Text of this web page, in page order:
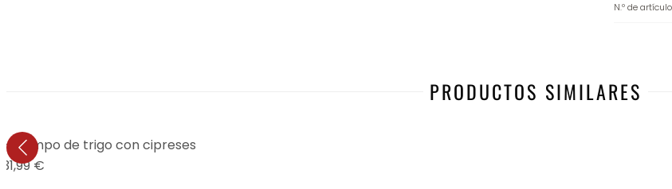
N.º de artículo
PRODUCTOS SIMILARES
Campo de trigo con cipreses
31,99 €